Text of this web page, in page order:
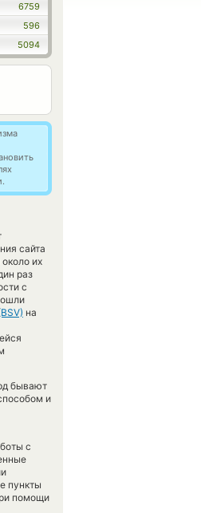
6759
596
5094
сайта
их
раз
с
на
бывают
и
с
пункты
помощи